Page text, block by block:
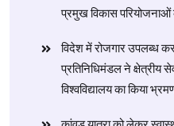
प्रमुख विकास परियोजनाओं
विदेश में रोजगार उपलब्ध
प्रतिनिधिमंडल ने क्षेत्रीय
विश्वविद्यालय का किया